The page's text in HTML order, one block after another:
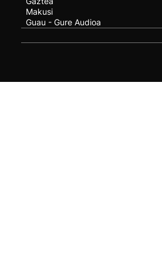
Makusi
Guau - Gure Audioa